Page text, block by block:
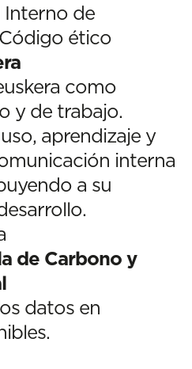
Interno de
ético
como
y de trabajo.
aprendizaje y
interna
a su
de Carbono y
datos en